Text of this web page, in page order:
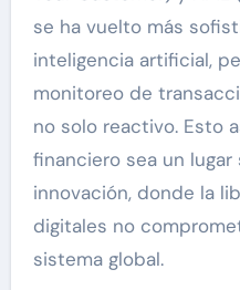
se ha vuelto más
inteligencia artificial,
monitoreo de
no solo reactivo. Esto
financiero sea un lugar
innovación, donde la
digitales no
sistema global.